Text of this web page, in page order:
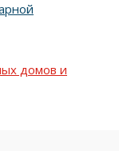
домов и